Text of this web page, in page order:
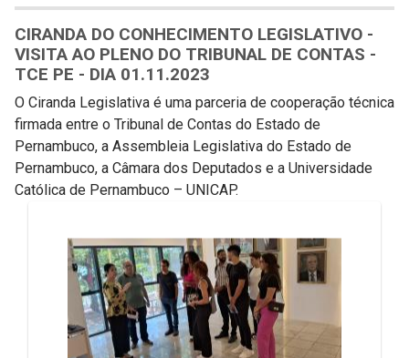
CIRANDA DO CONHECIMENTO LEGISLATIVO -
VISITA AO PLENO DO TRIBUNAL DE CONTAS -
TCE PE - DIA 01.11.2023
O Ciranda Legislativa é uma parceria de cooperação técnica
firmada entre o Tribunal de Contas do Estado de
Pernambuco, a Assembleia Legislativa do Estado de
Pernambuco, a Câmara dos Deputados e a Universidade
Católica de Pernambuco – UNICAP.